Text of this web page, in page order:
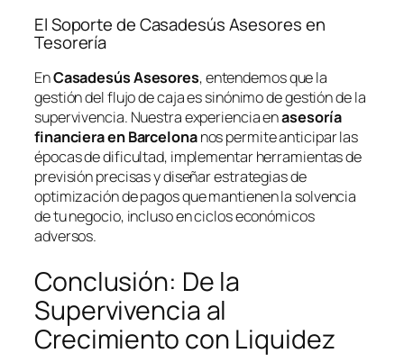
El Soporte de Casadesús Asesores en
Tesorería
EnCasadesús Asesores, entendemos que la
gestión del flujo de caja es sinónimo de gestión de la
supervivencia. Nuestra experiencia enasesoría
financiera en Barcelonanos permite anticipar las
épocas de dificultad, implementar herramientas de
previsión precisas y diseñar estrategias de
optimización de pagos que mantienen la solvencia
de tu negocio, incluso en ciclos económicos
adversos.
Conclusión: De la
Supervivencia al
Crecimiento con Liquidez